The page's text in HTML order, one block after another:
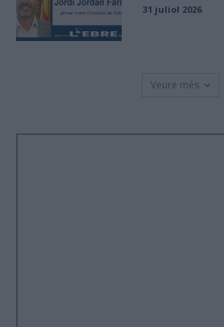
31 juliol 2026
Veure més